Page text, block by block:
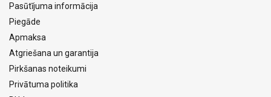
Pasūtījuma informācija
Piegāde
Apmaksa
Atgriešana un garantija
Pirkšanas noteikumi
Privātuma politika